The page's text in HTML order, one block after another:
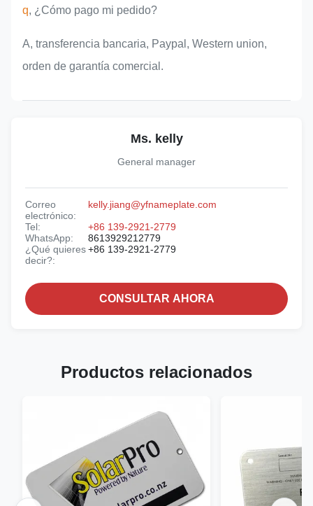
q, ¿Cómo pago mi pedido?
A, transferencia bancaria, Paypal, Western union,
orden de garantía comercial.
Ms. kelly
General manager
Correo
electrónico:
kelly.jiang@yfnameplate.com
Tel:
+86 139-2921-2779
WhatsApp:
8613929212779
¿Qué quieres
decir?:
+86 139-2921-2779
CONSULTAR AHORA
Productos relacionados